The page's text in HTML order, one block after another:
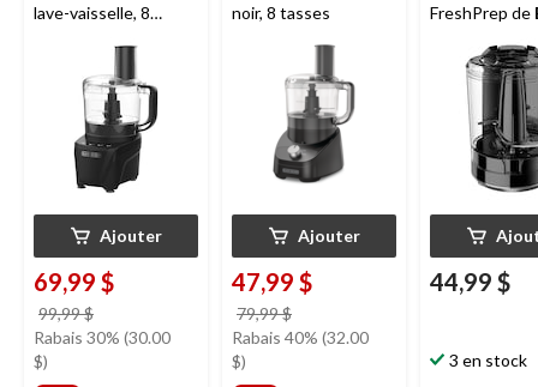
lave-vaisselle, 8
Ajouter
69,99 $
99,99 $
était
Rabais 30% (30.00
$)
noir, 8 tasses
Ajouter
47,99 $
79,99 $
était
Rabais 40% (32.00
$)
FreshPrep de
44,99 $
3 en stock